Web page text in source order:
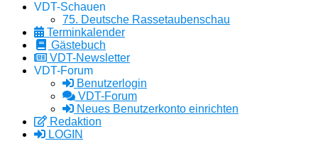
VDT-Schauen
75. Deutsche Rassetaubenschau
Terminkalender
Gästebuch
VDT-Newsletter
VDT-Forum
Benutzerlogin
VDT-Forum
Neues Benutzerkonto einrichten
Redaktion
LOGIN